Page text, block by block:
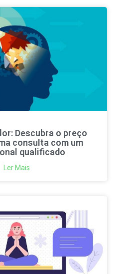
Descubra o preço
consulta com um
qualificado
Ler Mais